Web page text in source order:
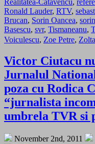
Ronald Lauder, RTV,
Brucan, Sorin Oancea,
Basescu, svr, Tismaneanu,
Voiculescu, Zoe Petre,
Victor Ciutacu
Jurnalul
poza cu Rodica
“jurnalista
umbrela TVR si
November 2nd, 2011